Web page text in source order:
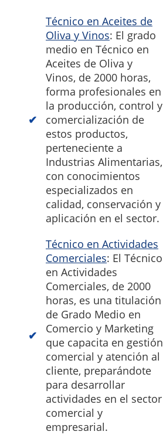
Técnico en Aceites de
Oliva y Vinos: El grado
medio en Técnico en
Aceites de Oliva y
Vinos, de 2000 horas,
forma profesionales en
la producción, control y
comercialización de
estos productos,
perteneciente a
Industrias Alimentarias,
con conocimientos
especializados en
calidad, conservación y
aplicación en el sector.
Técnico en Actividades
Comerciales: El Técnico
en Actividades
Comerciales, de 2000
horas, es una titulación
de Grado Medio en
Comercio y Marketing
que capacita en gestión
comercial y atención al
cliente, preparándote
para desarrollar
actividades en el sector
comercial y
empresarial.